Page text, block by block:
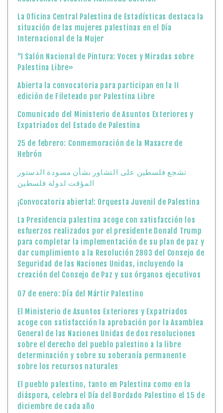
La Oficina Central Palestina de Estadísticas destaca la
situación de las mujeres palestinas en el Día
Internacional de la Mujer
“I Salón Nacional de Pintura: Voces y Miradas sobre
Palestina Libre»
Abierta la convocatoria para participan en la II
edición de Fileteado por Palestina Libre
Comunicado del Ministerio de Asuntos Exteriores y
Expatriados del Estado de Palestina
25 de febrero: Conmemoración de la Masacre de
Hebrón
تشجع فلسطين على التشاور بشأن مسودة الدستور
المؤقت لدولة فلسطين
¡Convocatoria abierta!: Orquesta Juvenil de Palestina
La Presidencia palestina acoge con satisfacción los
esfuerzos realizados por el presidente Donald Trump
para completar la implementación de su plan de paz y
dar cumplimiento a la Resolución 2803 del Consejo de
Seguridad de las Naciones Unidas, incluyendo la
creación del Consejo de Paz y sus órganos ejecutivos
07 de enero: Día del Mártir Palestino
El Ministerio de Asuntos Exteriores y Expatriados
acoge con satisfacción la aprobación por la Asamblea
General de las Naciones Unidas de dos resoluciones
sobre el derecho del pueblo palestino a la libre
determinación y sobre su soberanía permanente
sobre los recursos naturales
El pueblo palestino, tanto en Palestina como en la
diáspora, celebra el Día del Bordado Palestino el 15 de
diciembre de cada año